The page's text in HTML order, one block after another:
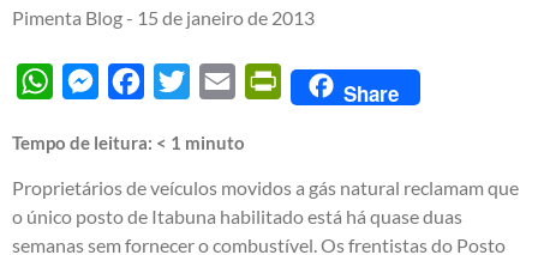
Pimenta Blog - 15 de janeiro de 2013
WhatsAppMessengerFacebook
Twitter Email PrintFriendly
Share
Tempo de leitura: < 1 minuto
Proprietários de veículos movidos a gás natural reclamam que
o único posto de Itabuna habilitado está há quase duas
semanas sem fornecer o combustível. Os frentistas do Posto